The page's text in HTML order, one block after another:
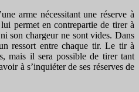
arme nécessitant une réserve à
permet en contrepartie de tirer à
son chargeur ne sont vides. Dans
ressort entre chaque tir. Le tir à
mais il sera possible de tirer tant
à s’inquiéter de ses réserves de